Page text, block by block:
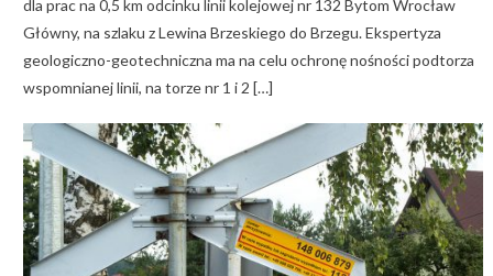
dla prac na 0,5 km odcinku linii kolejowej nr 132 Bytom Wrocław
Główny, na szlaku z Lewina Brzeskiego do Brzegu. Ekspertyza
geologiczno-geotechniczna ma na celu ochronę nośności podtorza
wspomnianej linii, na torze nr 1 i 2 […]